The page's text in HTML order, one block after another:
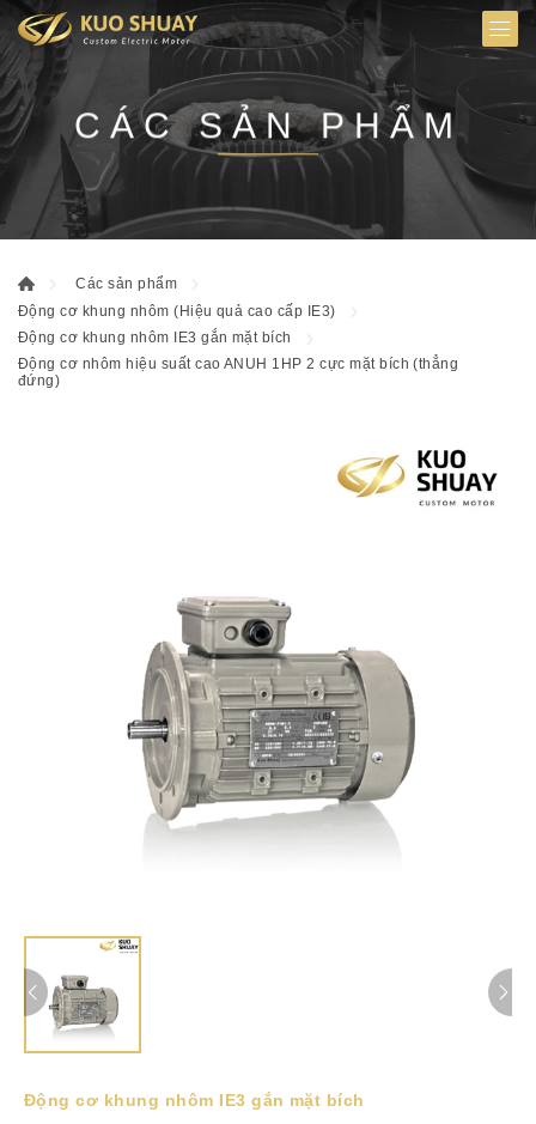
CÁC SẢN PHẨM
Các sản phẩm
Động cơ khung nhôm (Hiệu quả cao cấp IE3)
Động cơ khung nhôm IE3 gắn mặt bích
Động cơ nhôm hiệu suất cao ANUH 1HP 2 cực mặt bích (thẳng
đứng)
Động cơ khung nhôm IE3 gắn mặt bích